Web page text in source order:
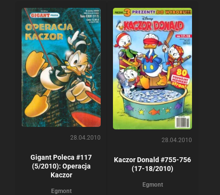
28.04.2010
Gigant Poleca #117
(5/2010): Operacja
Kaczor
Egmont
28.04.2010
Kaczor Donald #755-756
(17-18/2010)
Egmont